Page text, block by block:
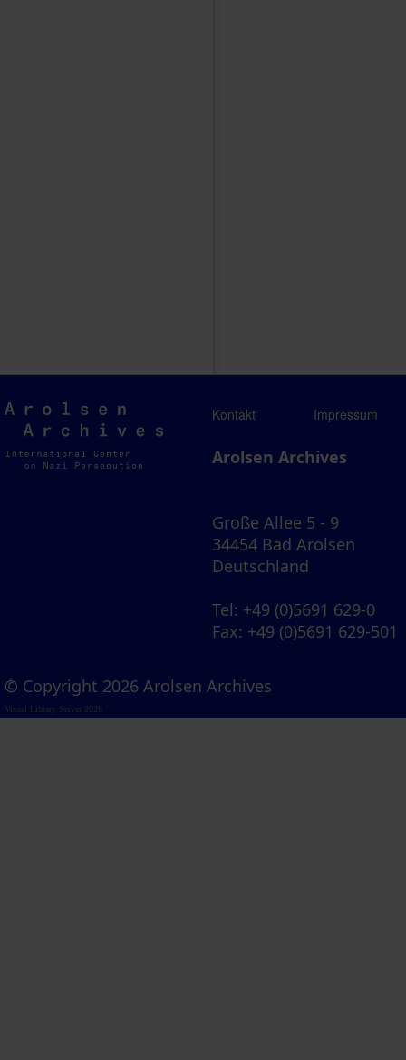
Arolsen
Archives
Kontakt Impressum
Arolsen Archives
Große Allee 5 - 9
34454 Bad Arolsen
Deutschland
Tel: +49 (0)5691 629-0
Fax: +49 (0)5691 629-501
© Copyright 2026 Arolsen Archives
Visual Library Server 2026